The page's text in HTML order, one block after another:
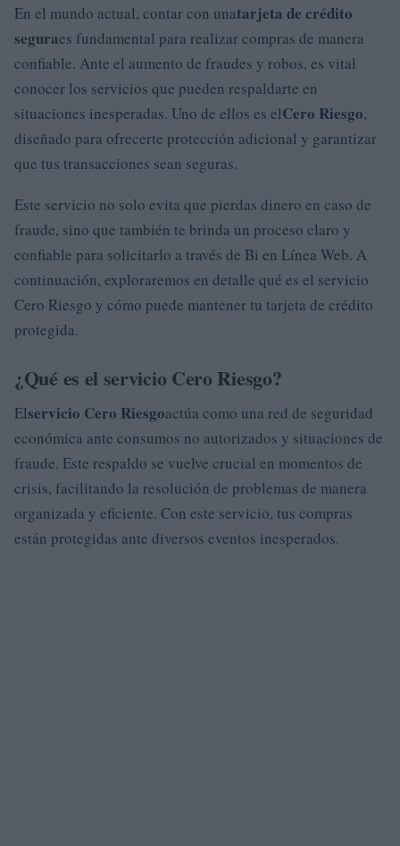
En el mundo actual, contar con unatarjeta de crédito
seguraes fundamental para realizar compras de manera
confiable. Ante el aumento de fraudes y robos, es vital
conocer los servicios que pueden respaldarte en
situaciones inesperadas. Uno de ellos es elCero Riesgo,
diseñado para ofrecerte protección adicional y garantizar
que tus transacciones sean seguras.
Este servicio no solo evita que pierdas dinero en caso de
fraude, sino que también te brinda un proceso claro y
confiable para solicitarlo a través de Bi en Línea Web. A
continuación, exploraremos en detalle qué es el servicio
Cero Riesgo y cómo puede mantener tu tarjeta de crédito
protegida.
¿Qué es el servicio Cero Riesgo?
Elservicio Cero Riesgoactúa como una red de seguridad
económica ante consumos no autorizados y situaciones de
fraude. Este respaldo se vuelve crucial en momentos de
crisis, facilitando la resolución de problemas de manera
organizada y eficiente. Con este servicio, tus compras
están protegidas ante diversos eventos inesperados.